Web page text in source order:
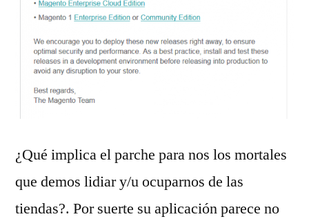
¿Qué implica el parche para nos los mortales
que demos lidiar y/u ocuparnos de las
tiendas?. Por suerte su aplicación parece no